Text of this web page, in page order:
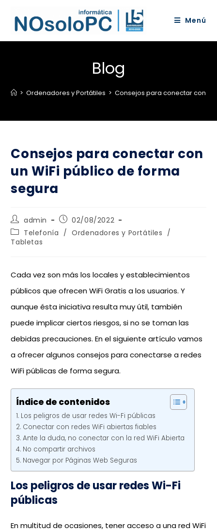
Menú
Blog
> Ordenadores y Portátiles > Consejos para conectar con
Consejos para conectar con
un WiFi público de forma
segura
admin
02/08/2022
Telefonía / Ordenadores y Portátiles /
Tabletas
Cada vez son más los locales y establecimientos
públicos que ofrecen WiFi Gratis a los usuarios. Y
aunque ésta iniciativa resulta muy útil, también
puede implicar ciertos riesgos, si no se toman las
debidas precauciones. En el siguiente artículo vamos
a ofrecer algunos consejos para conectarse a redes
WiFi públicas de forma segura.
Índice de contenidos
Los peligros de usar redes Wi-Fi públicas
Conectar con redes WiFi abiertas fiables
Ante la duda, no conectar con la red WiFi Abierta
No compartir archivos
Navegar por Páginas Web Seguras
Los peligros de usar redes Wi-Fi
públicas
En multitud de ocasiones, tener acceso a una red WiFi